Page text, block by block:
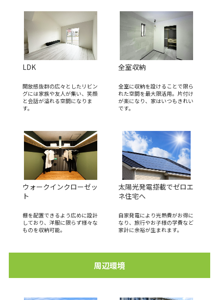
LDK
開放感抜群の広々としたリビン
グには家族や友人が集い、笑顔
と会話が溢れる空間になりま
す。
全室収納
全室に収納を設けることで限ら
れた空間を最大限活用。片付け
が楽になり、家はいつもきれい
です。
ウォークインクローゼッ
ト
棚を配置できるよう広めに設計
しており、洋服に限らず様々な
ものを収納可能。
太陽光発電搭載でゼロエ
ネ住宅へ
自家発電により光熱費がお得に
なり、旅行やお子様の学費など
家計に余裕が生まれます。
周辺環境